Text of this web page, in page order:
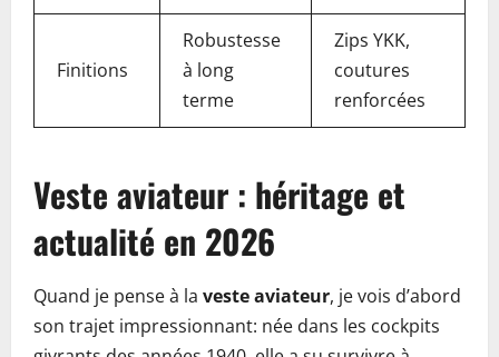
Finitions
Robustesse
à long
terme
Zips YKK,
coutures
renforcées
Veste aviateur : héritage et
actualité en 2026
Quand je pense à la veste aviateur, je vois d’abord
son trajet impressionnant: née dans les cockpits